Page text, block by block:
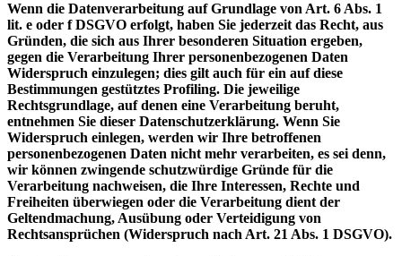
Wenn die Datenverarbeitung auf Grundlage von Art. 6 Abs. 1
lit. e oder f DSGVO erfolgt, haben Sie jederzeit das Recht, aus
Gründen, die sich aus Ihrer besonderen Situation ergeben,
gegen die Verarbeitung Ihrer personenbezogenen Daten
Widerspruch einzulegen; dies gilt auch für ein auf diese
Bestimmungen gestütztes Profiling. Die jeweilige
Rechtsgrundlage, auf denen eine Verarbeitung beruht,
entnehmen Sie dieser Datenschutzerklärung. Wenn Sie
Widerspruch einlegen, werden wir Ihre betroffenen
personenbezogenen Daten nicht mehr verarbeiten, es sei denn,
wir können zwingende schutzwürdige Gründe für die
Verarbeitung nachweisen, die Ihre Interessen, Rechte und
Freiheiten überwiegen oder die Verarbeitung dient der
Geltendmachung, Ausübung oder Verteidigung von
Rechtsansprüchen (Widerspruch nach Art. 21 Abs. 1 DSGVO).